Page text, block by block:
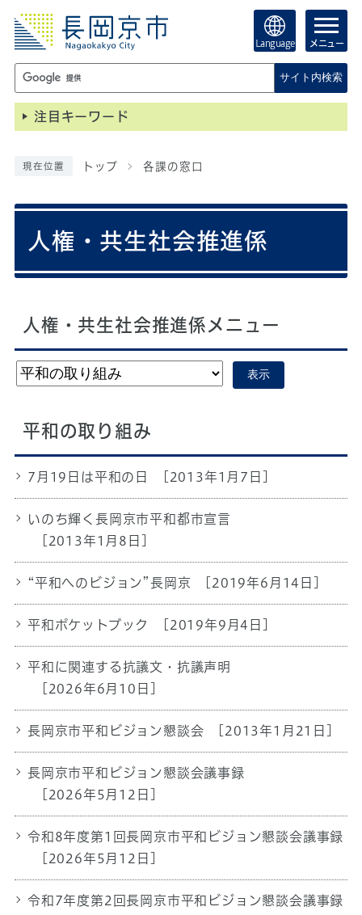
Language メニュー
サイト内検索
注目キーワード
現在位置 トップ 各課の窓口
人権・共生社会推進係
人権・共生社会推進係メニュー
表示
平和の取り組み
7月19日は平和の日 [2013年1月7日]
いのち輝く長岡京市平和都市宣言
[2013年1月8日]
“平和へのビジョン”長岡京 [2019年6月14日]
平和ポケットブック [2019年9月4日]
平和に関連する抗議文・抗議声明
[2026年6月10日]
長岡京市平和ビジョン懇談会 [2013年1月21日]
長岡京市平和ビジョン懇談会議事録
[2026年5月12日]
令和8年度第1回長岡京市平和ビジョン懇談会議事録
[2026年5月12日]
令和7年度第2回長岡京市平和ビジョン懇談会議事録